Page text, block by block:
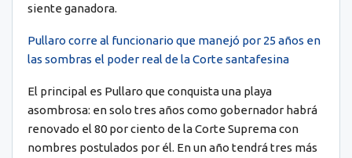
siente ganadora.
Pullaro corre al funcionario que manejó por 25 años en
las sombras el poder real de la Corte santafesina
El principal es Pullaro que conquista una playa
asombrosa: en solo tres años como gobernador habrá
renovado el 80 por ciento de la Corte Suprema con
nombres postulados por él. En un año tendrá tres más